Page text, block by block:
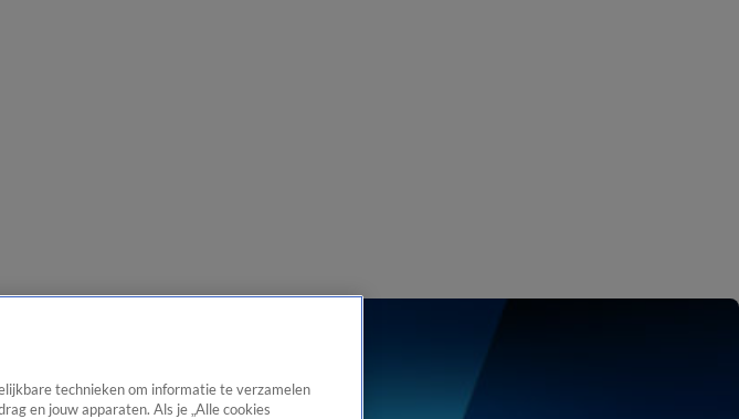
technieken om informatie te verzamelen
en jouw apparaten. Als je „Alle cookies